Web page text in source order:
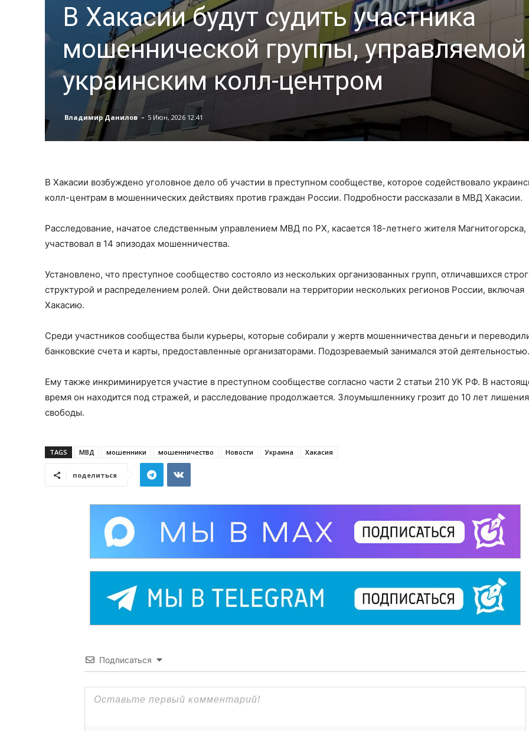
В Хакасии будут судить участника
мошеннической группы, управляемой
украинским колл-центром
Владимир Данилов - 5 Июн, 2026 12:41
В Хакасии возбуждено уголовное дело об участии в преступном сообществе, которое содействовало
колл-центрам в мошеннических действиях против граждан России. Подробности рассказали в МВД Хакасии.
Расследование, начатое следственным управлением МВД по РХ, касается 18-летнего жителя Магнитогорска,
участвовал в 14 эпизодах мошенничества.
Установлено, что преступное сообщество состояло из нескольких организованных групп, отличавшихся
структурой и распределением ролей. Они действовали на территории нескольких регионов России, включая
Хакасию.
Среди участников сообщества были курьеры, которые собирали у жертв мошенничества деньги и
банковские счета и карты, предоставленные организаторами. Подозреваемый занимался этой деятельностью.
Ему также инкриминируется участие в преступном сообществе согласно части 2 статьи 210 УК РФ. В
время он находится под стражей, и расследование продолжается. Злоумышленнику грозит до 10 лет лишения
свободы.
TAGS МВД мошенники мошенничество Новости Украина Хакасия
поделиться
Подписаться